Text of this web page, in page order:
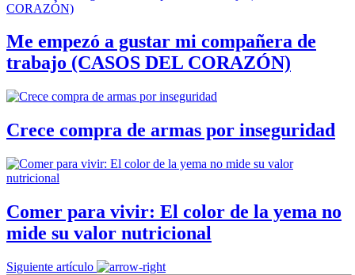
Me empezó a gustar mi compañera de
trabajo (CASOS DEL CORAZÓN)
Crece compra de armas por inseguridad
Comer para vivir: El color de la yema no
mide su valor nutricional
Siguiente artículo